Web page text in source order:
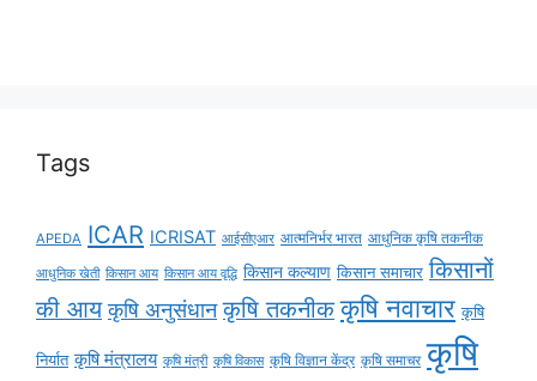
Tags
APEDA ICAR ICRISAT आईसीएआर आत्मनिर्भर भारत आधुनिक कृषि तकनीक
आधुनिक खेती किसान आय किसान आय वृद्धि किसान कल्याण किसान समाचार किसानों
की आय कृषि अनुसंधान कृषि तकनीक कृषि नवाचार कृषि
निर्यात कृषि मंत्रालय कृषि मंत्री कृषि विकास कृषि विज्ञान केंद्र कृषि समाचर कृषि